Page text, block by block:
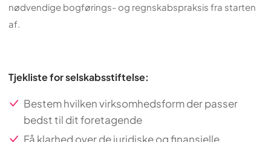
nødvendige bogførings- og regnskabspraksis fra starten
af.
Tjekliste for selskabsstiftelse:
Bestem hvilken virksomhedsform der passer
bedst til dit foretagende
Få klarhed over de juridiske og finansielle